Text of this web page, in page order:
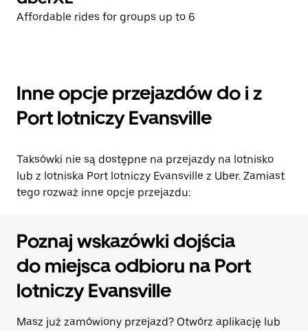
Affordable rides for groups up to 6
Inne opcje przejazdów do i z
Port lotniczy Evansville
Taksówki nie są dostępne na przejazdy na lotnisko
lub z lotniska Port lotniczy Evansville z Uber. Zamiast
tego rozważ inne opcje przejazdu:
Poznaj wskazówki dojścia
do miejsca odbioru na Port
lotniczy Evansville
Masz już zamówiony przejazd? Otwórz aplikację lub